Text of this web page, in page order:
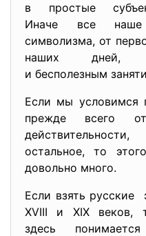
в простые
Иначе все наше
символизма, от
наших дней,
и бесполезным
Если мы условимся
прежде всего
остальное, то
довольно много.
Если взять русские
XVIII и XIX веков,
здесь